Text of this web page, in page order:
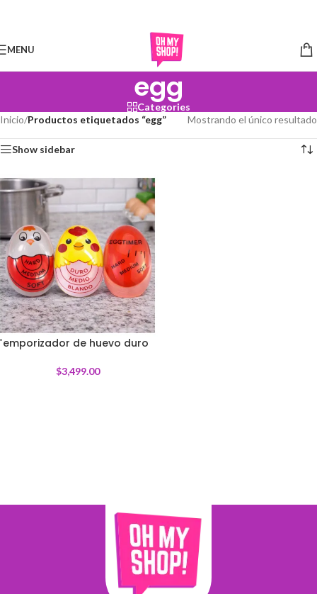
MENU
egg
Categories
Inicio/Productos etiquetados “egg” Mostrando el único resultado
Show sidebar
de huevo duro
$3,499.00